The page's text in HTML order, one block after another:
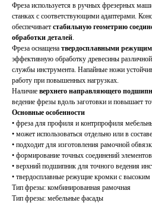
Фреза используется в ручных фрезерных
станках с соответствующими адаптерами.
обеспечивает стабильную геометрию
обработки деталей
Фреза оснащена твердосплавными
эффективную обработку древесины
службы инструмента. Напайные ножи
работу при повышенных нагрузках.
Наличие верхнего направляющего
ведение фрезы вдоль заготовки и повышает
Основные особенности
• фреза для профиля и контрпрофиля
• может использоваться отдельно или в
• подходит для изготовления рамочной
• формирование точных соединений
• верхний подшипник для точного ведения
• твердосплавные режущие кромки с высоким
Тип фрезы: комбинированная рамочная
Тип фрезы: мебельные фасады